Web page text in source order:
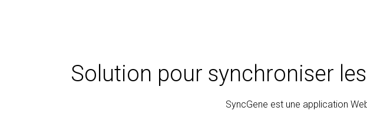
Solution pour synchroniser
SyncGene est une application